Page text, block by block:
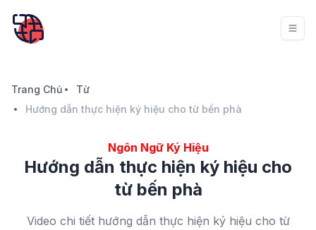
Trang Chủ
Từ
Hướng dẫn thực hiện ký hiệu cho từ bến phà
Ngôn Ngữ Ký Hiệu
Hướng dẫn thực hiện ký hiệu cho
từ bến phà
Video chi tiết hướng dẫn thực hiện ký hiệu cho từ